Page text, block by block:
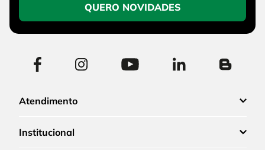
QUERO NOVIDADES
Atendimento
Institucional